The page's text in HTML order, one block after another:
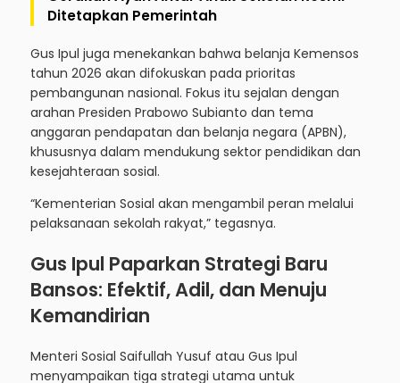
Ditetapkan Pemerintah
Gus Ipul juga menekankan bahwa belanja Kemensos
tahun 2026 akan difokuskan pada prioritas
pembangunan nasional. Fokus itu sejalan dengan
arahan Presiden Prabowo Subianto dan tema
anggaran pendapatan dan belanja negara (APBN),
khususnya dalam mendukung sektor pendidikan dan
kesejahteraan sosial.
“Kementerian Sosial akan mengambil peran melalui
pelaksanaan sekolah rakyat,” tegasnya.
Gus Ipul Paparkan Strategi Baru
Bansos: Efektif, Adil, dan Menuju
Kemandirian
Menteri Sosial Saifullah Yusuf atau Gus Ipul
menyampaikan tiga strategi utama untuk